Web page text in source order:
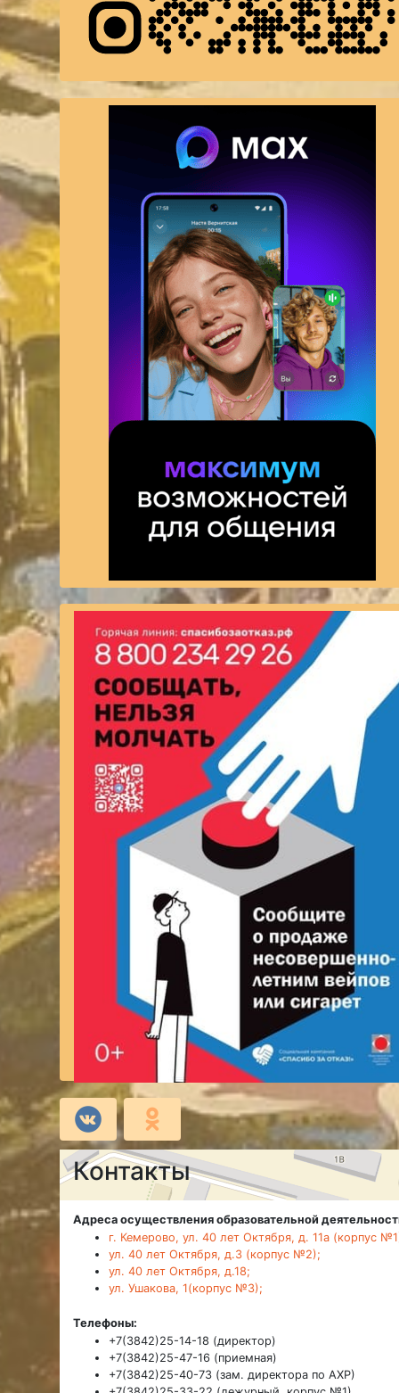
Контакты
Адреса осуществления образовательной
г. Кемерово, ул. 40 лет Октября, д. 11а (корпус
ул. 40 лет Октября, д.3 (корпус №2);
ул. 40 лет Октября, д.18;
ул. Ушакова, 1(корпус №3);
Телефоны:
+7(3842)25-14-18 (директор)
+7(3842)25-47-16 (приемная)
+7(3842)25-40-73 (зам. директора по АХР)